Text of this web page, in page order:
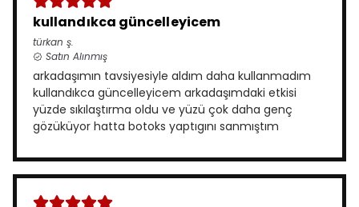
kullandıkca güncelleyicem
türkan ş.
Satın Alınmış
arkadaşımın tavsiyesiyle aldım daha kullanmadım
kullandıkca güncelleyicem arkadaşımdaki etkisi
yüzde sıkılaştırma oldu ve yüzü çok daha genç
gözüküyor hatta botoks yaptıgını sanmıştım